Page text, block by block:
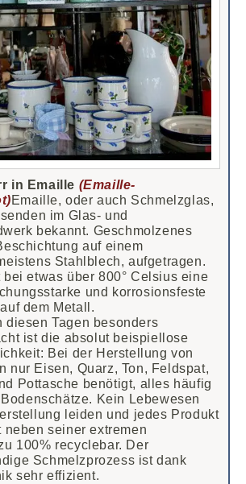
in Emaille (Emaille-
Emaille, oder auch Schmelzglas,
im Glas- und
bekannt. Geschmolzenes
auf einem
Stahlblech, aufgetragen.
bei etwas über 800° Celsius eine
und korrosionsfeste
dem Metall.
diesen Tagen besonders
ist die absolut beispiellose
Bei der Herstellung von
nur Eisen, Quarz, Ton, Feldspat,
Pottasche benötigt, alles häufig
Kein Lebewesen
leiden und jedes Produkt
seiner extremen
100% recyclebar. Der
Schmelzprozess ist dank
sehr effizient.